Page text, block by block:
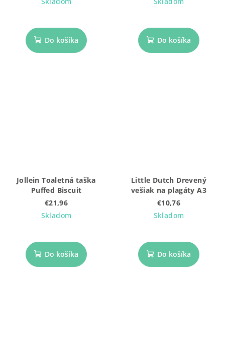
Do košíka Do košíka
Jollein Toaletná taška
Puffed Biscuit
€21,96
Skladom
Do košíka
Little Dutch Drevený
vešiak na plagáty A3
€10,76
Skladom
Do košíka